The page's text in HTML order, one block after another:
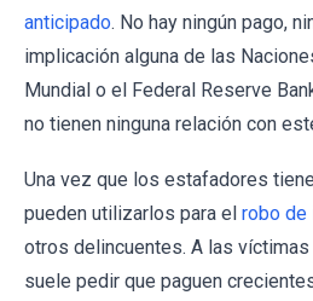
anticipado. No hay ningún pago,
implicación alguna de las
Mundial o el Federal Reserve
no tienen ninguna relación con
Una vez que los estafadores
pueden utilizarlos para el robo de
otros delincuentes. A las
suele pedir que paguen